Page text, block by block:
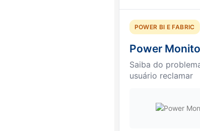
POWER BI E FABRIC
Power
Saiba do
usuário reclamar